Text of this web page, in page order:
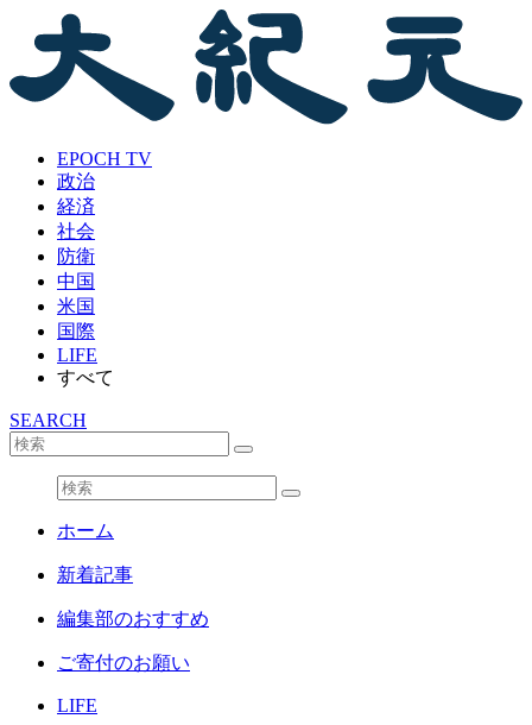
EPOCH TV
政治
経済
社会
防衛
中国
米国
国際
LIFE
すべて
SEARCH
ホーム
新着記事
編集部のおすすめ
ご寄付のお願い
LIFE